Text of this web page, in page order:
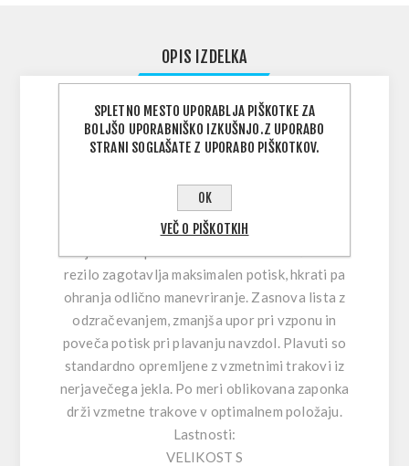
OPIS IZDELKA
Zasnova plavuti RK3 je že desetletja standard
in potapljače javne varnosti. Ima tradicionalno
obliko iz gume. Material lista RK3 je oblikovan
tako, da vzdrži v najtežjih okoljih, temperaturah
rezilo zagotavlja maksimalen potisk, hkrati pa
ohranja odlično manevriranje. Zasnova lista z
odzračevanjem, zmanjša upor pri vzponu in
poveča potisk pri plavanju navzdol. Plavuti so
standardno opremljene z vzmetnimi trakovi iz
nerjavečega jekla. Po meri oblikovana zaponka
drži vzmetne trakove v optimalnem položaju.
Lastnosti:
VELIKOST S
SPLETNO MESTO UPORABLJA PIŠKOTKE ZA
BOLJŠO UPORABNIŠKO IZKUŠNJO.Z UPORABO
STRANI SOGLAŠATE Z UPORABO PIŠKOTKOV.
OK
VEČ O PIŠKOTKIH